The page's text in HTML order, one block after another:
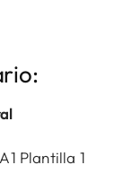
Plantilla 1